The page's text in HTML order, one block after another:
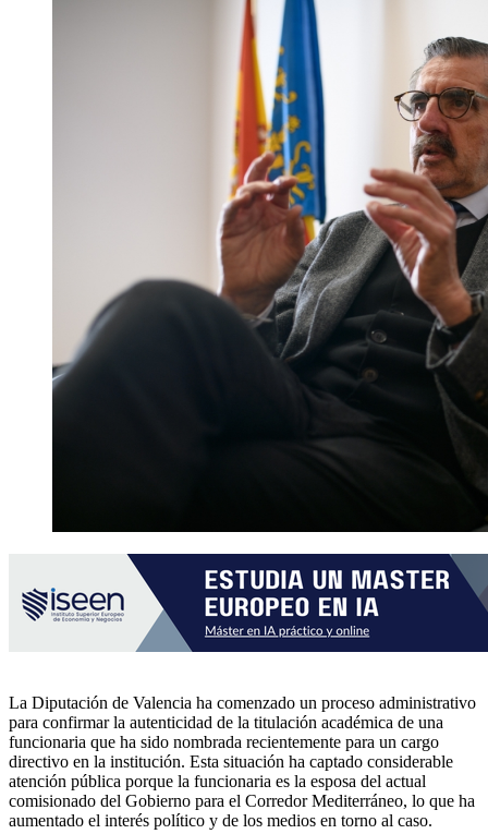
La Diputación de Valencia ha comenzado un proceso administrativo
para confirmar la autenticidad de la titulación académica de una
funcionaria que ha sido nombrada recientemente para un cargo
directivo en la institución. Esta situación ha captado considerable
atención pública porque la funcionaria es la esposa del actual
comisionado del Gobierno para el Corredor Mediterráneo, lo que ha
aumentado el interés político y de los medios en torno al caso.